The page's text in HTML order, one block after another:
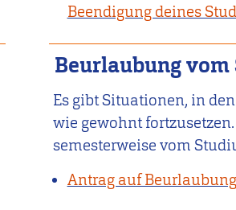
Beendigung deines
Beurlaubung
Es gibt Situationen, in
wie gewohnt
semesterweise vom
Antrag auf Beurlaubung